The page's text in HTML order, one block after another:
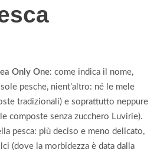
Only One: come indica il nome,
pesche, nient’altro: né le mele
tradizionali) e soprattutto neppure
composte senza zucchero Luvirie).
pesca: più deciso e meno delicato,
(dove la morbidezza è data dalla